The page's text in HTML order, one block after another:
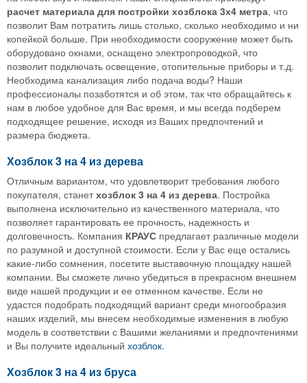
расчет материала для постройки хозблока 3х4 метра, что
позволит Вам потратить лишь столько, сколько необходимо и ни
копейкой больше. При необходимости сооружение может быть
оборудовано окнами, оснащено электропроводкой, что
позволит подключать освещение, отопительные приборы и т.д.
Необходима канализация либо подача воды? Наши
профессионалы позаботятся и об этом, так что обращайтесь к
нам в любое удобное для Вас время, и мы всегда подберем
подходящее решение, исходя из Ваших предпочтений и
размера бюджета.
Хозблок 3 на 4 из дерева
Отличным вариантом, что удовлетворит требования любого
покупателя, станетхозблок 3 на 4 из дерева. Постройка
выполнена исключительно из качественного материала, что
позволяет гарантировать ее прочность, надежность и
долговечность. Компания КРАУС предлагает различные модели
по разумной и доступной стоимости. Если у Вас еще остались
какие-либо сомнения, посетите выставочную площадку нашей
компании. Вы сможете лично убедиться в прекрасном внешнем
виде нашей продукции и ее отменном качестве. Если не
удастся подобрать подходящий вариант среди многообразия
наших изделий, мы внесем необходимые изменения в любую
модель в соответствии с Вашими желаниями и предпочтениями
и Вы получите идеальный хозблок.
Хозблок 3 на 4 из бруса